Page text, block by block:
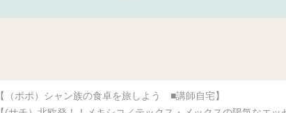
【（ポポ）シャン族の食卓を旅しよう ■講師自宅】